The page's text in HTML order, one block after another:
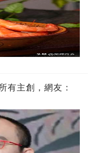
有主創，網友：